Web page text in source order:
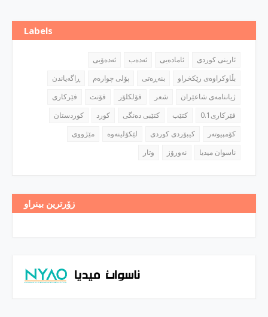
Labels
ئارینی كوردی ئاماده‌یی ئه‌ده‌ب
ئه‌ده‌ۆبی
بڵاوكراوه‌ی رێكخراو
بنه‌ڕه‌تی پۆلی چواره‌م
ڕاگه‌یاندن
ژیاننامه‌ی شاعێران
شعر فۆلكلۆر فۆنت
فێركاری
فێركاری0.1
كتێب كتێبی ده‌نگی كورد
كوردستان
كۆمپیوته‌ر
كیبۆردی كوردی
مێژووی
ناسوان میدیا
نه‌ورۆز وتار
زۆرترین بینراو